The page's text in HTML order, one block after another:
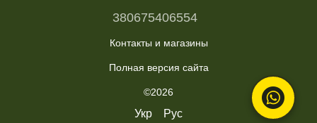
380675406554
Контакты и магазины
Полная версия сайта
©2026
Укр Рус